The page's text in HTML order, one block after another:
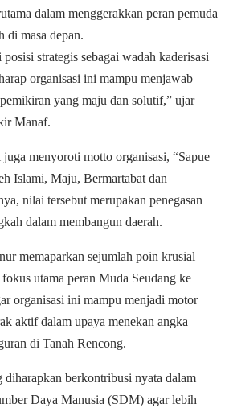
dalam menggerakkan peran pemuda
di masa depan.
strategis sebagai wadah kaderisasi
organisasi ini mampu menjawab
yang maju dan solutif,” ujar
Manaf.
menyoroti motto organisasi, “Sapue
Islami, Maju, Bermartabat dan
nilai tersebut merupakan penegasan
dalam membangun daerah.
memaparkan sejumlah poin krusial
utama peran Muda Seudang ke
organisasi ini mampu menjadi motor
aktif dalam upaya menekan angka
di Tanah Rencong.
diharapkan berkontribusi nyata dalam
Daya Manusia (SDM) agar lebih